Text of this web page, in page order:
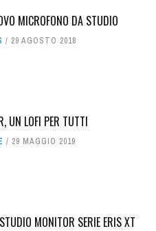
MICROFONO DA STUDIO
29 AGOSTO 2018
UN LOFI PER TUTTI
29 MAGGIO 2019
MONITOR SERIE ERIS XT